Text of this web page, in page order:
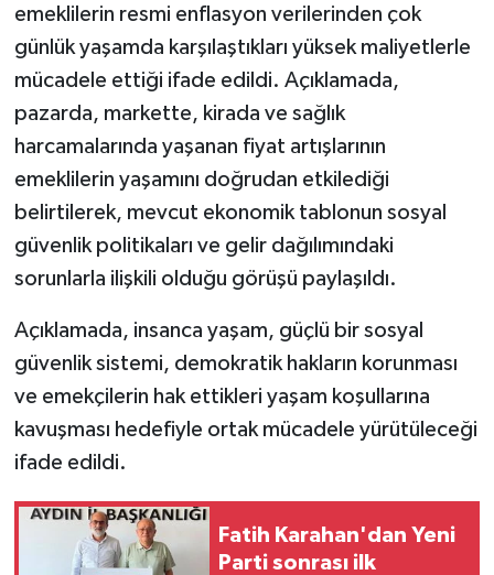
emeklilerin resmi enflasyon verilerinden çok
günlük yaşamda karşılaştıkları yüksek maliyetlerle
mücadele ettiği ifade edildi. Açıklamada,
pazarda, markette, kirada ve sağlık
harcamalarında yaşanan fiyat artışlarının
emeklilerin yaşamını doğrudan etkilediği
belirtilerek, mevcut ekonomik tablonun sosyal
güvenlik politikaları ve gelir dağılımındaki
sorunlarla ilişkili olduğu görüşü paylaşıldı.
Açıklamada, insanca yaşam, güçlü bir sosyal
güvenlik sistemi, demokratik hakların korunması
ve emekçilerin hak ettikleri yaşam koşullarına
kavuşması hedefiyle ortak mücadele yürütüleceği
ifade edildi.
Fatih Karahan'dan Yeni
Parti sonrası ilk